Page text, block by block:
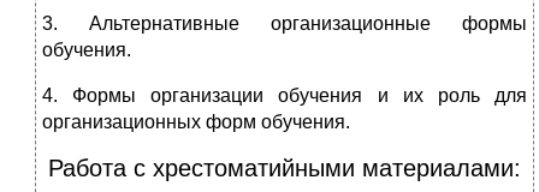
3. Альтернативные организационные формы
обучения.
4. Формы организации обучения и их роль для
организационных форм обучения.
Работа с хрестоматийными материалами: